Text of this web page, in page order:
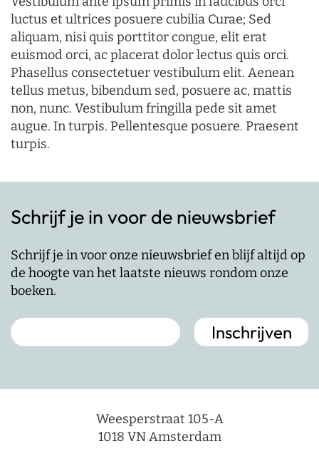
luctus et ultrices posuere cubilia Curae; Sed
aliquam, nisi quis porttitor congue, elit erat
euismod orci, ac placerat dolor lectus quis orci.
Phasellus consectetuer vestibulum elit. Aenean
tellus metus, bibendum sed, posuere ac, mattis
non, nunc. Vestibulum fringilla pede sit amet
augue. In turpis. Pellentesque posuere. Praesent
turpis.
Schrijf je in voor de nieuwsbrief
Schrijf je in voor onze nieuwsbrief en blijf altijd op
de hoogte van het laatste nieuws rondom onze
boeken.
Weesperstraat 105-A
1018 VN Amsterdam